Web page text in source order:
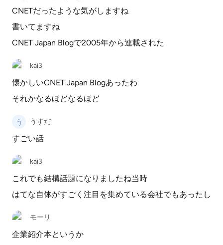
CNETだったような気がしますね
書いてますね
CNET Japan Blogで2005年から連載された
kai3
懐かしいCNET Japan Blogあったわ
それかなるほどなるほど
うすだ
すごい話
kai3
これでも結構話題になりましたね当時
はてな自体がすごく注目を集めている会社でもあったし
モーリ
企業紹介本というか